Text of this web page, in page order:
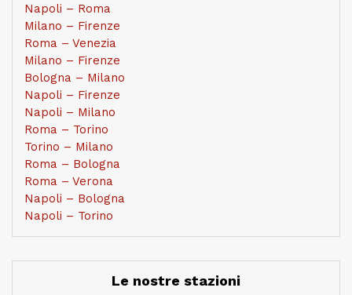
Napoli – Roma
Milano – Firenze
Roma – Venezia
Milano – Firenze
Bologna – Milano
Napoli – Firenze
Napoli – Milano
Roma – Torino
Torino – Milano
Roma – Bologna
Roma – Verona
Napoli – Bologna
Napoli – Torino
Le nostre stazioni